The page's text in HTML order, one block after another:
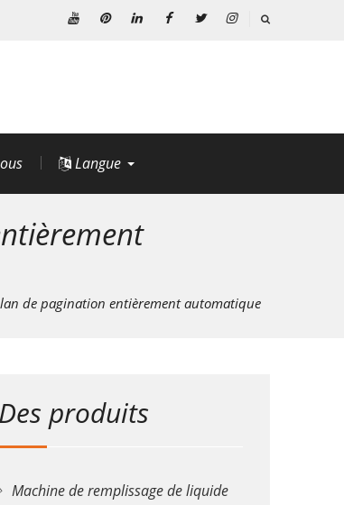
Langue
de pagination entièrement automatique
Des produits
Machine de remplissage de liquide